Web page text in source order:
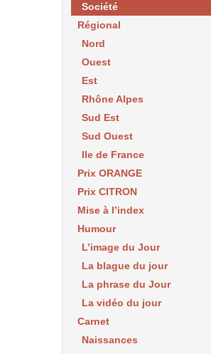
Société
Régional
Nord
Ouest
Est
Rhône Alpes
Sud Est
Sud Ouest
Ile de France
Prix ORANGE
Prix CITRON
Mise à l’index
Humour
L’image du Jour
La blague du jour
La phrase du Jour
La vidéo du jour
Carnet
Naissances